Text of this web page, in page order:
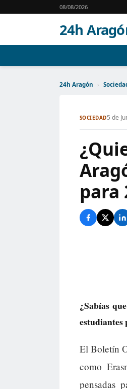
08/08/2026
24h
24h Aragón ›
SOCIEDAD5 de
para
¿Sabías
El Boletín
como
pensadas